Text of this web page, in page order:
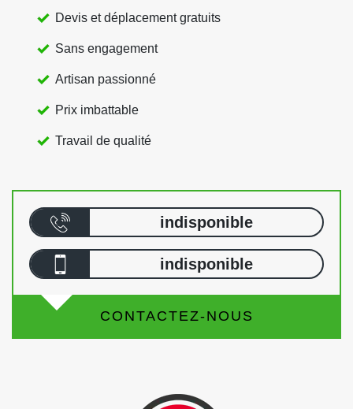
Devis et déplacement gratuits
Sans engagement
Artisan passionné
Prix imbattable
Travail de qualité
indisponible
indisponible
CONTACTEZ-NOUS